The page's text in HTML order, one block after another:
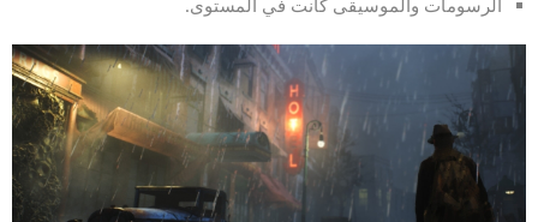
الرسومات والموسيقى كانت في المستوى.